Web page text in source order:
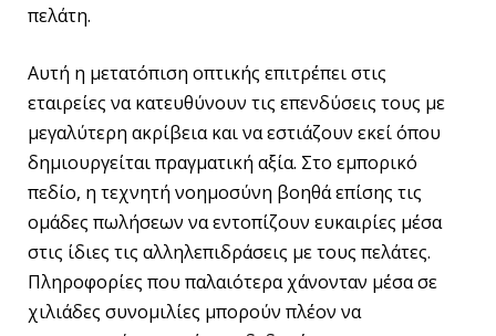
πελάτη.
Αυτή η μετατόπιση οπτικής επιτρέπει στις
εταιρείες να κατευθύνουν τις επενδύσεις τους με
μεγαλύτερη ακρίβεια και να εστιάζουν εκεί όπου
δημιουργείται πραγματική αξία. Στο εμπορικό
πεδίο, η τεχνητή νοημοσύνη βοηθά επίσης τις
ομάδες πωλήσεων να εντοπίζουν ευκαιρίες μέσα
στις ίδιες τις αλληλεπιδράσεις με τους πελάτες.
Πληροφορίες που παλαιότερα χάνονταν μέσα σε
χιλιάδες συνομιλίες μπορούν πλέον να